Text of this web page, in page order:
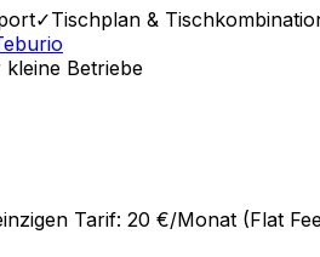
✓Tischplan &
kleine Betriebe
Tarif: 20 €/Monat (Flat